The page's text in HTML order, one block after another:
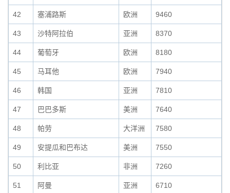
42 塞浦路斯 欧洲 9460
43 沙特阿拉伯 亚洲 8370
44 葡萄牙 欧洲 8180
45 马耳他 欧洲 7940
46 韩国 亚洲 7810
47 巴巴多斯 美洲 7640
48 帕劳 大洋洲 7580
49 安提瓜和巴布达 美洲 7550
50 利比亚 非洲 7260
51 阿曼 亚洲 6710